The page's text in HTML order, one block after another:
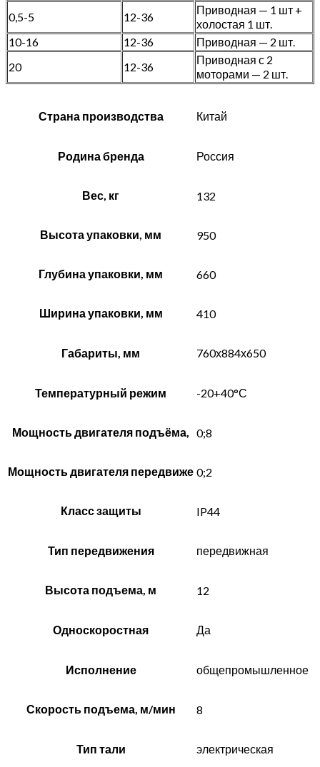
0,5-5
12-36
Приводная — 1 шт +
холостая 1 шт.
10-16
12-36
Приводная — 2 шт.
20
12-36
Приводная с 2
моторами — 2 шт.
Страна производства Китай
Родина бренда Россия
Вес, кг 132
Высота упаковки, мм 950
Глубина упаковки, мм 660
Ширина упаковки, мм 410
Габариты, мм 760х884х650
Температурный режим -20+40°С
Мощность двигателя подъёма, 0;8
Мощность двигателя передвиже 0;2
Класс защиты IP44
Тип передвижения передвижная
Высота подъема, м 12
Односкоростная Да
Исполнение общепромышленное
Скорость подъема, м/мин 8
Тип тали электрическая